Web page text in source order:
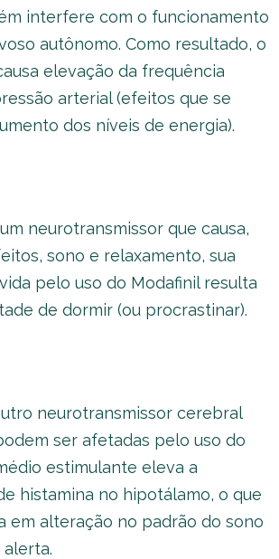
interfere com o funcionamento
autônomo. Como resultado, o
elevação da frequência
arterial (efeitos que se
dos níveis de energia).
neurotransmissor que causa,
sono e relaxamento, sua
pelo uso do Modafinil resulta
de dormir (ou procrastinar).
neurotransmissor cerebral
ser afetadas pelo uso do
estimulante eleva a
histamina no hipotálamo, o que
em alteração no padrão do sono